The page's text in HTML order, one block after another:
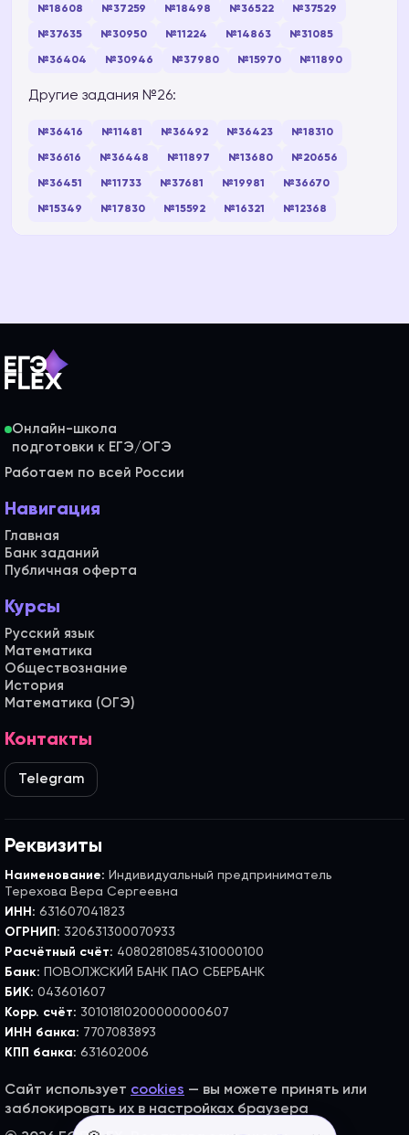
№18608 №37259 №18498 №36522 №37529
№37635 №30950 №11224 №14863 №31085
№36404 №30946 №37980 №15970 №11890
Другие задания №26:
№36416 №11481 №36492 №36423 №18310
№36616 №36448 №11897 №13680 №20656
№36451 №11733 №37681 №19981 №36670
№15349 №17830 №15592 №16321 №12368
Онлайн-школа
Работаем по всей России
Навигация
Главная
Банк заданий
Публичная оферта
Курсы
Русский язык
Математика
Обществознание
История
Математика (ОГЭ)
Контакты
Telegram
Реквизиты
Наименование: Индивидуальный предприниматель
Терехова Вера Сергеевна
ИНН: 631607041823
ОГРНИП: 320631300070933
Расчётный счёт: 40802810854310000100
Банк: ПОВОЛЖСКИЙ БАНК ПАО СБЕРБАНК
БИК: 043601607
Корр. счёт: 30101810200000000607
ИНН банка: 7707083893
КПП банка: 631602006
Сайт использует cookies — вы можете принять или
заблокировать их в настройках браузера